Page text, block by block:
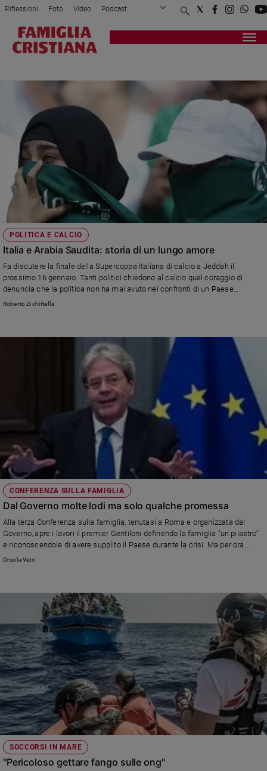
Attualità
Economia
Legalità
giustizia
Sport
Interviste
Papa
Papa
Chiesa
Chiesa
Santo
del
giorno
Società
e
valori
Ambiente
di
valore
Caso
della
settimana
Migranti
Diversità
e
inclusione
Costume
Riflessioni Foto Video Podcast
Privacy Policy Chi siamo
Registrati Redazione
POLITICA E CALCIO
Italia e Arabia Saudita: storia di un lungo amore
Fa discutere la finale della Supercoppa Italiana di calcio a Jeddah il
prossimo 16 gennaio. Tanti politici chiedono al calcio quel coraggio di
denuncia che la politica non ha mai avuto nei confronti di un Paese
Roberto Zichittella
CONFERENZA SULLA FAMIGLIA
Dal Governo molte lodi ma solo qualche promessa
Alla terza Conferenza sulla famiglia, tenutasi a Roma e organizzata dal
Governo, apre i lavori il premier Gentiloni definendo la famiglia "un pilastro"
e riconoscendole di avere supplito il Paese durante la crisi. Ma per ora
sembra non promettere granché per sostenerla.
Orsola Vetri
SOCCORSI IN MARE
"Pericoloso gettare fango sulle ong"